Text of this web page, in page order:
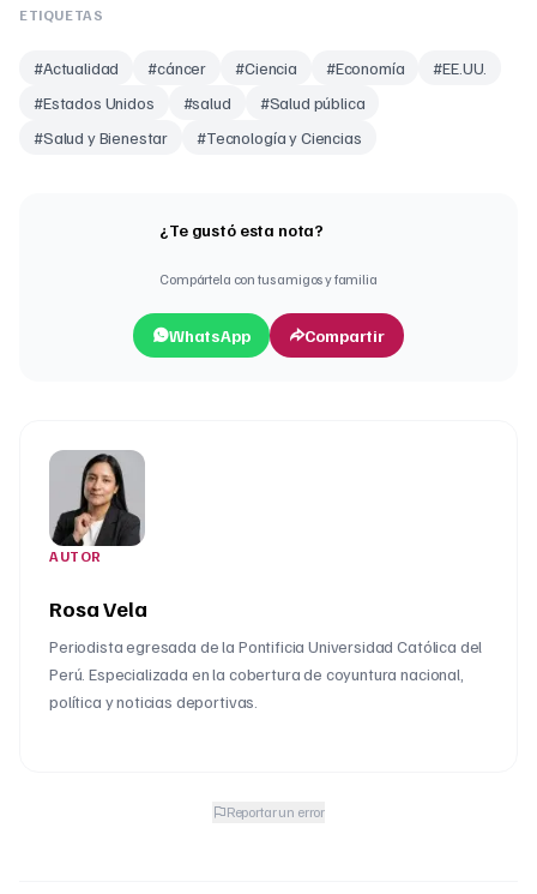
ETIQUETAS
#Actualidad #cáncer #Ciencia #Economía #EE.UU.
#Estados Unidos #salud #Salud pública
#Salud y Bienestar #Tecnología y Ciencias
¿Te gustó esta nota?
Compártela con tus amigos y familia
WhatsApp Compartir
AUTOR
Rosa Vela
Periodista egresada de la Pontificia Universidad Católica del
Perú. Especializada en la cobertura de coyuntura nacional,
política y noticias deportivas.
Reportar un error